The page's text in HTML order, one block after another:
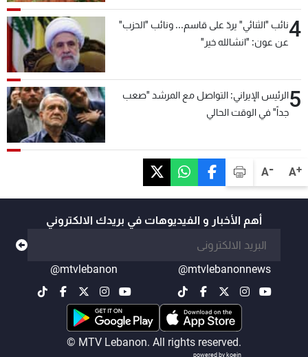
A+
A-
4نائب "الثنائي" يردّ على قاسم... ونائب "الحزب"
عن عون: "انشالله خير"
5الرئيس الإيراني: التواصل مع المرشد "صعب
جداً" في الوقت الحالي
أهم الأخبار و الفيديوهات في بريدك الالكتروني
@mtvlebanonnews
@mtvlebanon
© MTV Lebanon. All rights reserved.
powered by koein